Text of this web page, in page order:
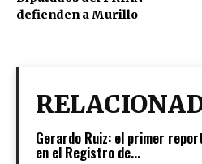
defienden a Murillo
Gerardo Ruiz: el primer
en el Registro de...